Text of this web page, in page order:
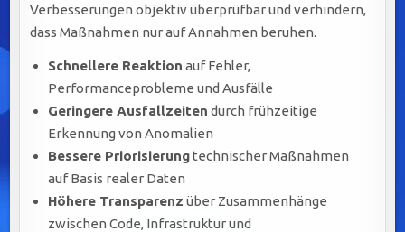
Verbesserungen objektiv überprüfbar und verhindern,
dass Maßnahmen nur auf Annahmen beruhen.
Schnellere Reaktion auf Fehler,
Performanceprobleme und Ausfälle
Geringere Ausfallzeiten durch frühzeitige
Erkennung von Anomalien
Bessere Priorisierungtechnischer Maßnahmen
auf Basis realer Daten
Höhere Transparenz über Zusammenhänge
zwischen Code, Infrastruktur und